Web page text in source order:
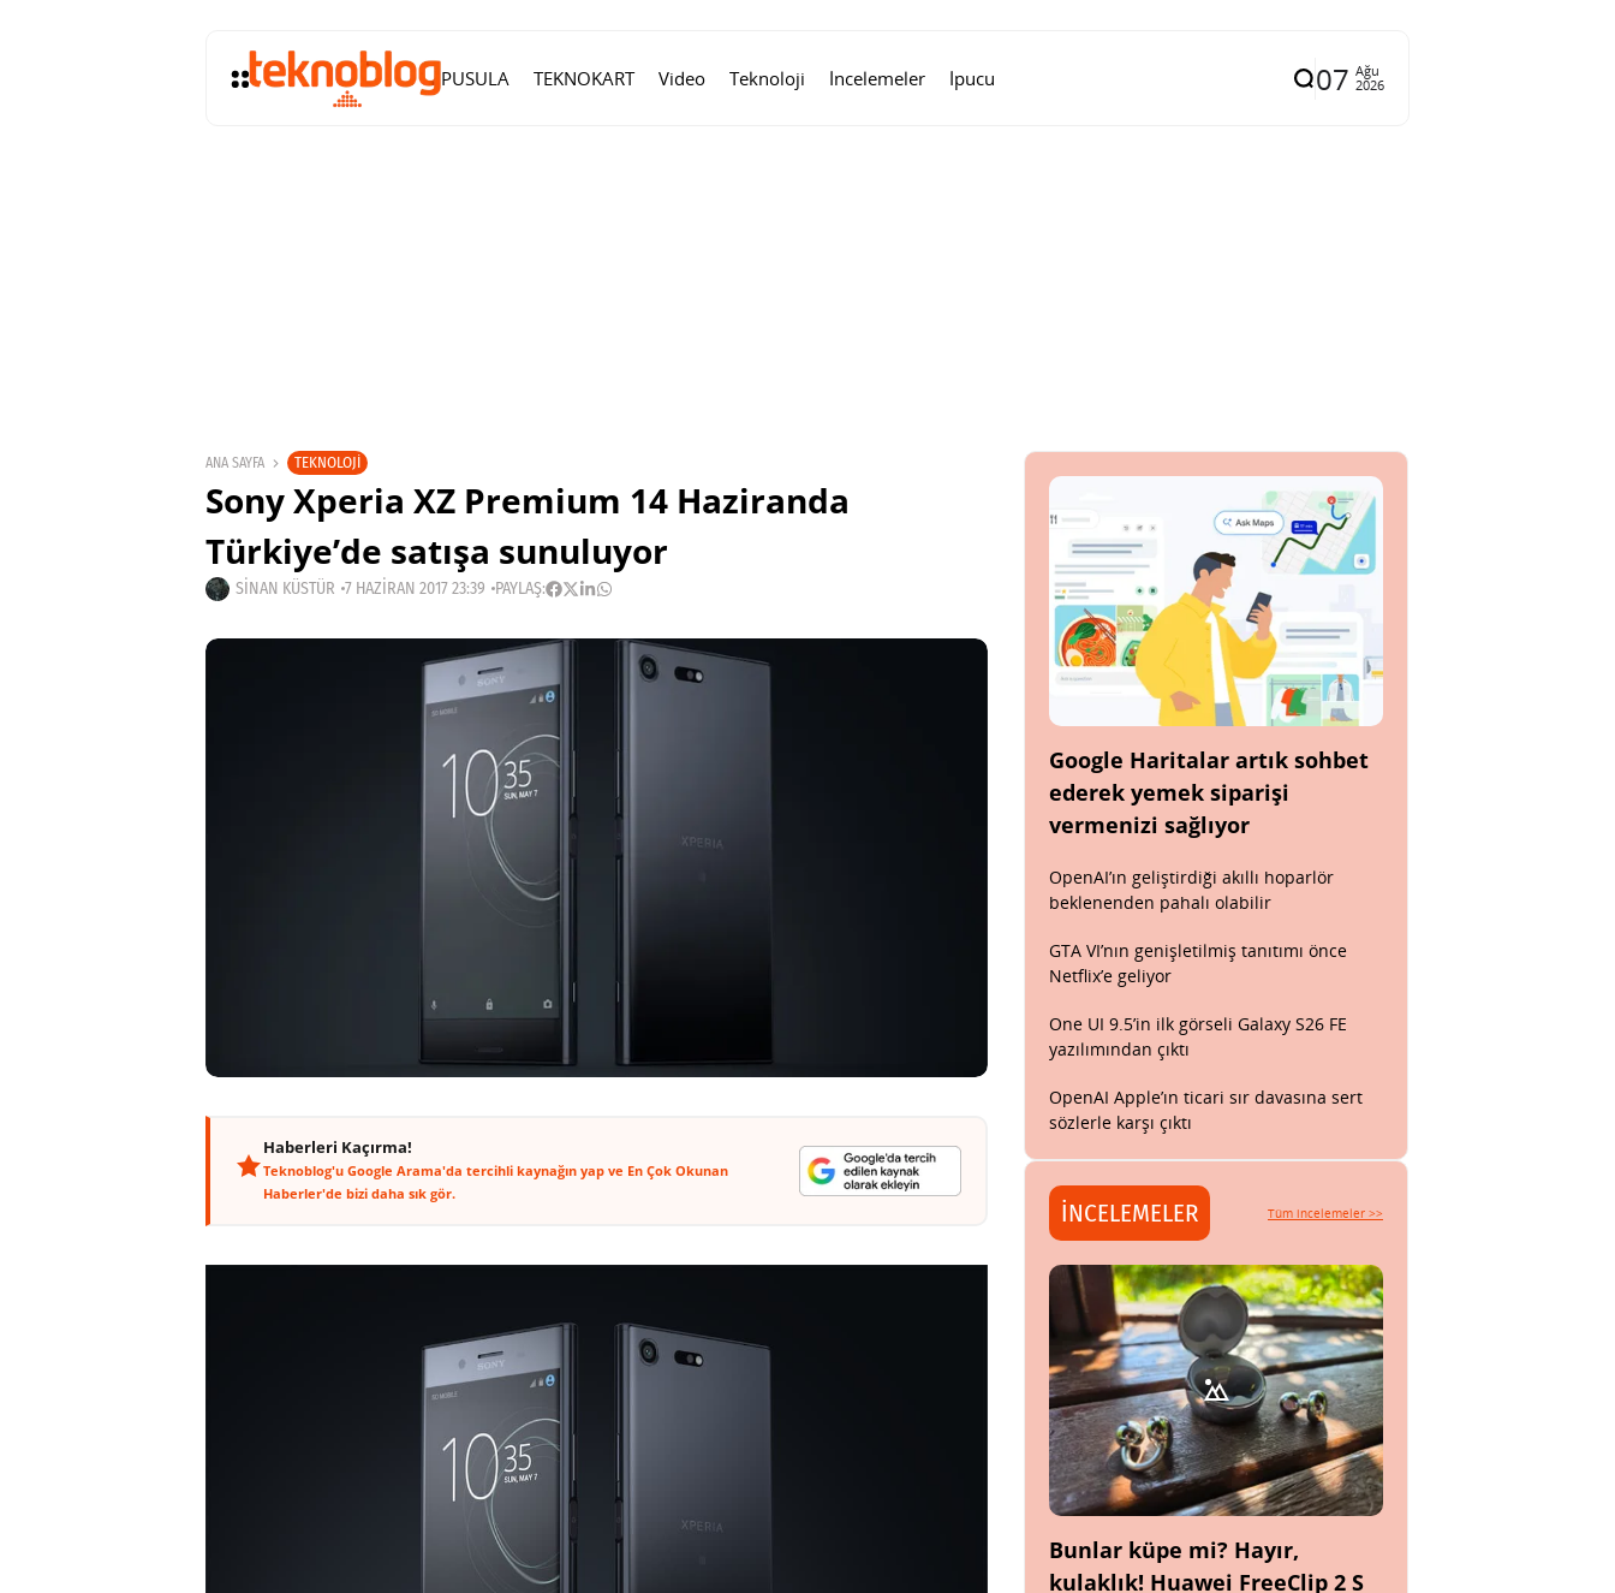
PUSULA TEKNOKART Video Teknoloji İncelemeler İpucu 07 Ağu
2026
ANA SAYFA TEKNOLOJI
Sony Xperia XZ Premium 14 Haziranda
Türkiye’de satışa sunuluyor
SINAN KÜSTÜR 7 HAZIRAN 2017 23:39 PAYLAŞ:
Haberleri Kaçırma!
Teknoblog'u Google Arama'da tercihli kaynağın yap ve En Çok Okunan
Haberler'de bizi daha sık gör.
Google Haritalar artık sohbet
ederek yemek siparişi
vermenizi sağlıyor
OpenAI’ın geliştirdiği akıllı hoparlör
beklenenden pahalı olabilir
GTA VI’nın genişletilmiş tanıtımı önce
Netflix’e geliyor
One UI 9.5’in ilk görseli Galaxy S26 FE
yazılımından çıktı
OpenAI Apple’ın ticari sır davasına sert
sözlerle karşı çıktı
İNCELEMELER Tüm incelemeler >>
Bunlar küpe mi? Hayır,
kulaklık! Huawei FreeClip 2 S